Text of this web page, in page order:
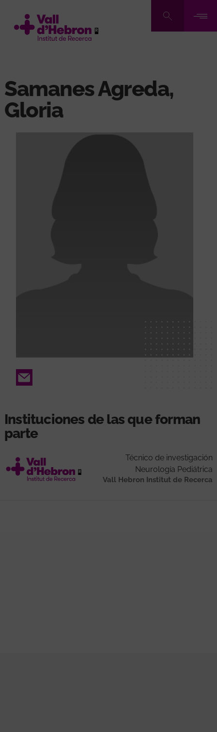
contenido
Samanes Agreda,
Gloria
Email
Instituciones de las que forman
parte
Técnico de investigación
Neurología Pediátrica
Vall Hebron Institut de Recerca